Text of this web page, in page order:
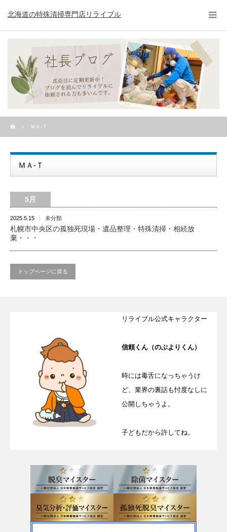
北海道の特殊清掃専門店リライブル
ＭＡ-Ｔ
ＭＡ-Ｔ
5月
2025.5.15 未分類
札幌市中央区の孤独死現場・遺品整理・特殊清掃・相続放
棄・・・
トップページに戻る
リライブル公式キャラクター
信頼くん（のぶよりくん）
時には毒舌になっちゃうけ
ど、業界の裏話も忖度なしに
公開しちゃうよ。
子どもだから許してね。